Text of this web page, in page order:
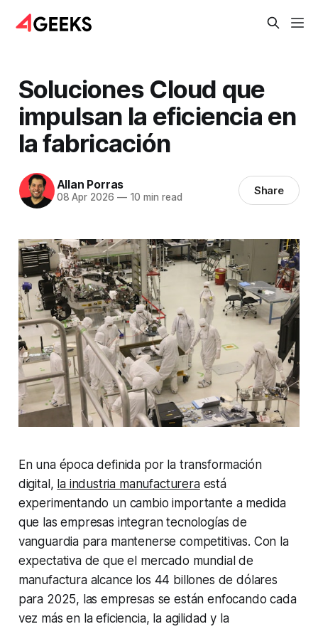
Soluciones Cloud que
impulsan la eficiencia en
la fabricación
Allan Porras
08 Apr 2026 —10 min read Share
En una época definida por la transformación
digital, la industria manufactureraestá
experimentando un cambio importante a medida
que las empresas integran tecnologías de
vanguardia para mantenerse competitivas. Con la
expectativa de que el mercado mundial de
manufactura alcance los 44 billones de dólares
para 2025, las empresas se están enfocando cada
vez más en la eficiencia, la agilidad y la